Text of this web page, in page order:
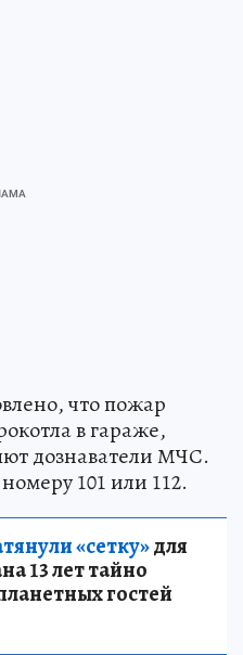
что пожар
в гараже,
дознаватели МЧС.
101 или 112.
«сетку»для
13 лет тайно
гостей